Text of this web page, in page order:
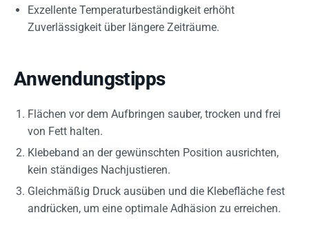
Exzellente Temperaturbeständigkeit erhöht
Zuverlässigkeit über längere Zeiträume.
Anwendungstipps
Flächen vor dem Aufbringen sauber, trocken und frei
von Fett halten.
Klebeband an der gewünschten Position ausrichten,
kein ständiges Nachjustieren.
Gleichmäßig Druck ausüben und die Klebefläche fest
andrücken, um eine optimale Adhäsion zu erreichen.